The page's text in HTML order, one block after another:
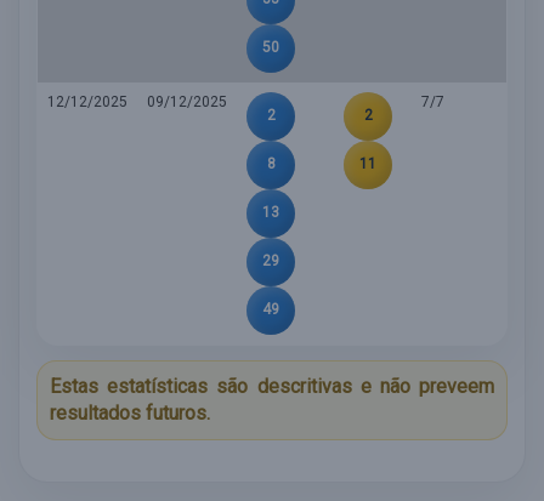
50
12/12/2025
09/12/2025
2
8
13
29
49
2
11
7/7
Estas estatísticas são descritivas e não preveem
resultados futuros.